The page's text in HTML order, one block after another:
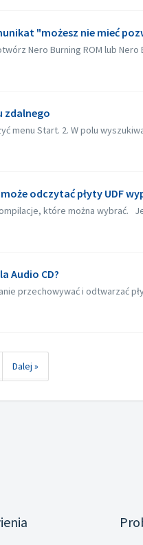
"możesz nie mieć
Nero Burning ROM lub
zdalnego
menu Start. 2. W polu
odczytać płyty UDF
które można wybrać.
Audio CD?
przechowywać i odtwarzać
Dalej »